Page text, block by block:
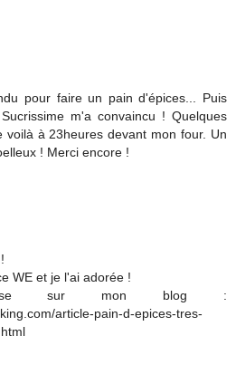
pour faire un pain d'épices... Puis
m'a convaincu ! Quelques
voilà à 23heures devant mon four. Un
! Merci encore !
WE et je l'ai adorée !
sur mon blog :
article-pain-d-epices-tres-